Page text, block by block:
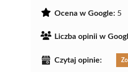
Ocena w Google: 5
Liczba opinii w
Czytaj opinie: